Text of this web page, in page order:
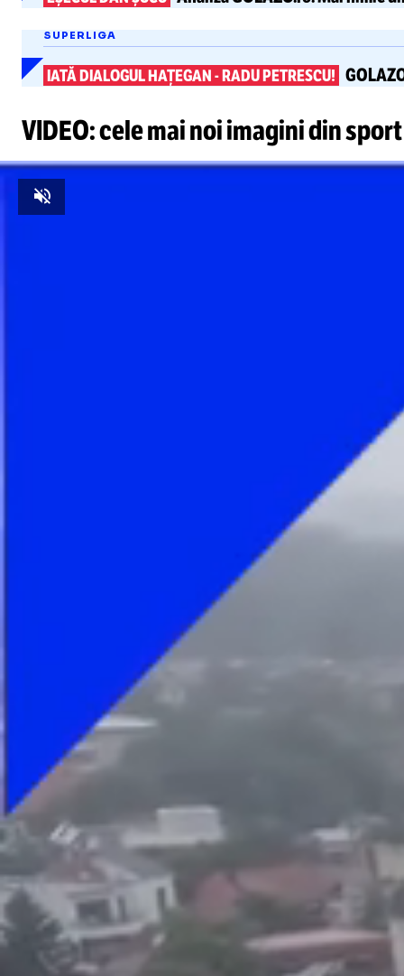
SUPERLIGA
IATĂ DIALOGUL HAȚEGAN-RADU PETRESCU!
VIDEO: cele mai noi imagini din sport
Unmute